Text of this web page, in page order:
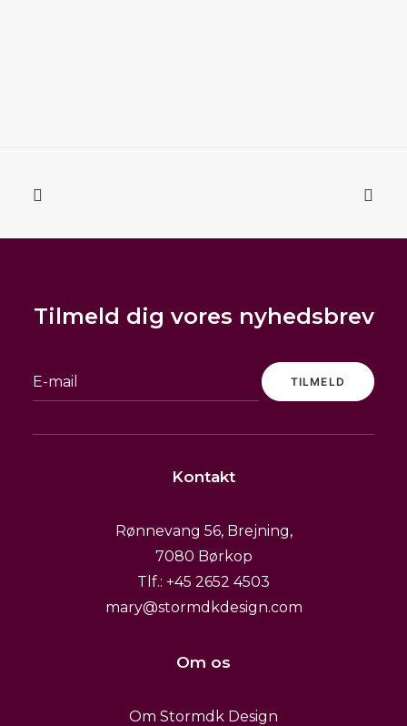
READ MORE
Tilmeld dig vores nyhedsbrev
Kontakt
Rønnevang 56, Brejning,
7080 Børkop
Tlf.: +45 2652 4503
mary@stormdkdesign.com
Om os
Om Stormdk Design